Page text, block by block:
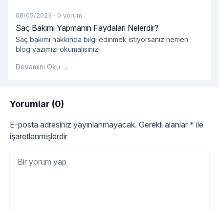
08/05/2023 · 0 yorum
Saç Bakımı Yapmanın Faydaları Nelerdir?
Saç bakımı hakkında bilgi edinmek istiyorsanız hemen
blog yazımızı okumalısınız!
Devamını Oku →
Yorumlar (0)
E-posta adresiniz yayınlanmayacak. Gerekli alanlar * ile
işaretlenmişlerdir